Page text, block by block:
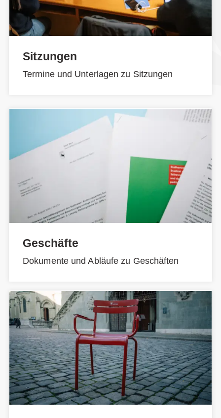
Sitzungen
Termine und Unterlagen zu Sitzungen
Geschäfte
Dokumente und Abläufe zu Geschäften